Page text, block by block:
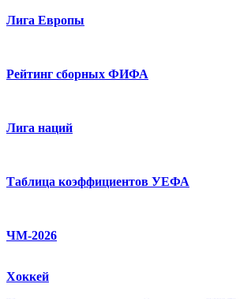
Лига Европы
Рейтинг сборных ФИФА
Лига наций
Таблица коэффициентов УЕФА
ЧМ-2026
Хоккей